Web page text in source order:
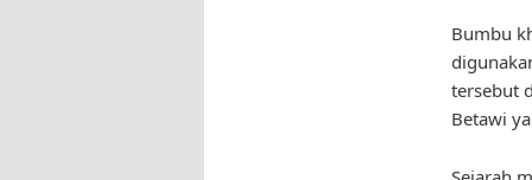
Bumbu
tersebut
Betawi